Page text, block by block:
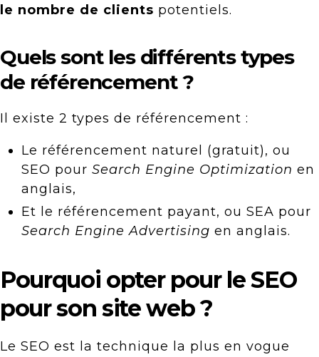
le nombre de clients potentiels.
Quels sont les différents types
de référencement ?
Il existe 2 types de référencement :
Le référencement naturel (gratuit), ou
SEO pour Search Engine Optimization en
anglais,
Et le référencement payant, ou SEA pour
Search Engine Advertising en anglais.
Pourquoi opter pour le SEO
pour son site web ?
Le SEO est la technique la plus en vogue